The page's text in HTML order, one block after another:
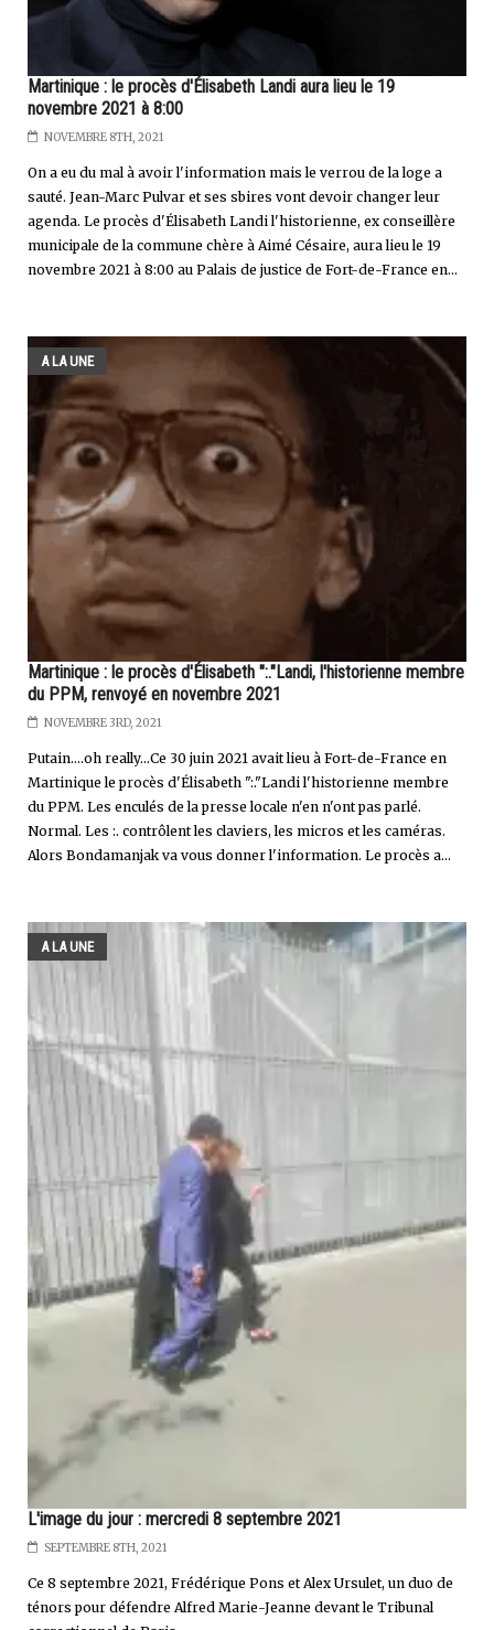
Martinique : le procès d'Élisabeth Landi aura lieu le 19
novembre 2021 à 8:00
NOVEMBRE 8TH, 2021
On a eu du mal à avoir l'information mais le verrou de la loge a
sauté. Jean-Marc Pulvar et ses sbires vont devoir changer leur
agenda. Le procès d'Élisabeth Landi l'historienne, ex conseillère
municipale de la commune chère à Aimé Césaire, aura lieu le 19
novembre 2021 à 8:00 au Palais de justice de Fort-de-France en...
A LA UNE
Martinique : le procès d'Élisabeth ":."Landi, l'historienne membre
du PPM, renvoyé en novembre 2021
NOVEMBRE 3RD, 2021
Putain....oh really...Ce 30 juin 2021 avait lieu à Fort-de-France en
Martinique le procès d'Élisabeth ":."Landi l'historienne membre
du PPM. Les enculés de la presse locale n'en n'ont pas parlé.
Normal. Les :. contrôlent les claviers, les micros et les caméras.
Alors Bondamanjak va vous donner l'information. Le procès a...
A LA UNE
L'image du jour : mercredi 8 septembre 2021
SEPTEMBRE 8TH, 2021
Ce 8 septembre 2021, Frédérique Pons et Alex Ursulet, un duo de
ténors pour défendre Alfred Marie-Jeanne devant le Tribunal